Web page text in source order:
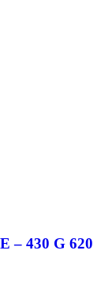
– 430 G 620